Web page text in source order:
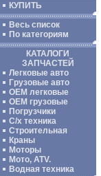
КУПИТЬ
Весь список
По категориям
КАТАЛОГИ
ЗАПЧАСТЕЙ
Легковые авто
Грузовые авто
ОЕМ легковые
OEM грузовые
Погрузчики
С/х техника
Строительная
Краны
Моторы
Мото, ATV.
Водная техника